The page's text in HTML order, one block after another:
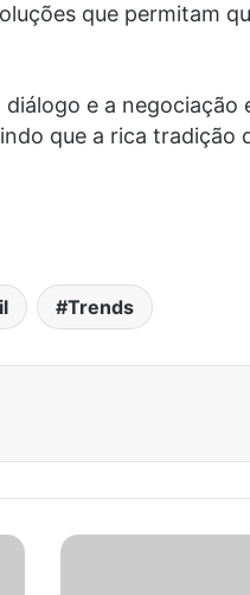
que permitam
e a negociação
que a rica tradição
Trends